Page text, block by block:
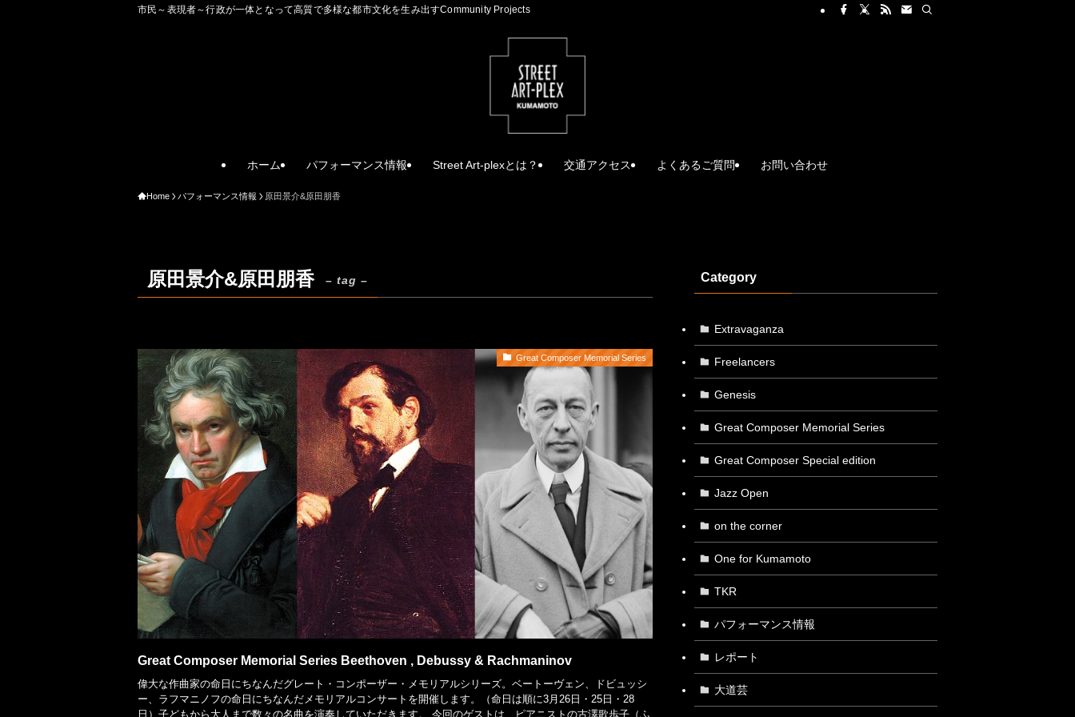
市民～表現者～行政が一体となって高質で多様な都市文化を生み出すCommunity Projects
ホーム パフォーマンス情報 Street Art-plexとは？ 交通アクセス よくあるご質問 お問い合わせ
Home パフォーマンス情報 原田景介&原田朋香
原田景介&原田朋香 – tag –
Great Composer Memorial Series
Great Composer Memorial Series Beethoven , Debussy & Rachmaninov
偉大な作曲家の命日にちなんだグレート・コンポーザー・メモリアルシリーズ。ベートーヴェン、ドビュッシ
ー、ラフマニノフの命日にちなんだメモリアルコンサートを開催します。（命日は順に3月26日・25日・28
日）子どもから大人まで数々の名曲を演奏していただきます。 今回のゲストは、ピアニストの古澤歌歩子（ふ
Category
Extravaganza
Freelancers
Genesis
Great Composer Memorial Series
Great Composer Special edition
Jazz Open
on the corner
One for Kumamoto
TKR
パフォーマンス情報
レポート
大道芸